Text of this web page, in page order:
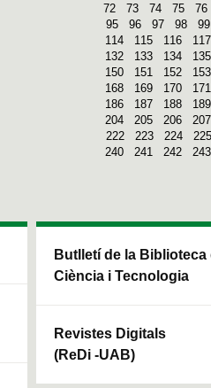
72
73 74 75 76
95
96 97 98 99
114
115 116 117
132
133 134 135
150
151 152 153
168
169 170 171
186
187 188 189
204
205 206 207
222
223 224 225
240
241 242 243
Butlletí de la Biblioteca
Ciència i Tecnologia
Revistes Digitals
(ReDi -UAB)